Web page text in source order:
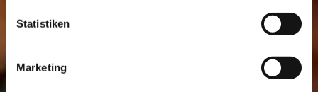
Statistiken
Marketing